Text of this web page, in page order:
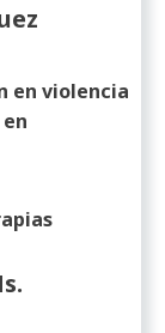
en violencia